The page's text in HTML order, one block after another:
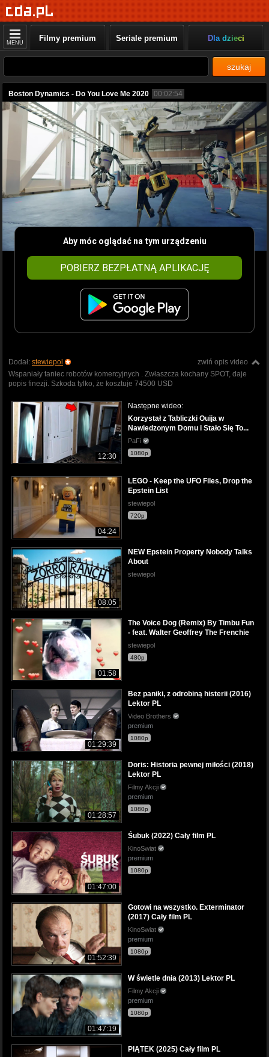
MENU Filmy premium Seriale premium Dla dzieci
szukaj
Boston Dynamics - Do You Love Me 2020 00:02:54
Aby móc oglądać na tym urządzeniu
POBIERZ BEZPŁATNĄ APLIKACJĘ
zwiń opis video
Dodał: stewiepol
Wspaniały taniec robotów komercyjnych . Zwłaszcza kochany SPOT, daje
popis finezji. Szkoda tylko, że kosztuje 74500 USD
12:30
Następne wideo:
Korzystał z Tabliczki Ouija w
Nawiedzonym Domu i Stało Się To...
PaFi
1080p
04:24
LEGO - Keep the UFO Files, Drop the
Epstein List
stewiepol
720p
08:05
NEW Epstein Property Nobody Talks
About
stewiepol
01:58
The Voice Dog (Remix) By Timbu Fun
- feat. Walter Geoffrey The Frenchie
stewiepol
480p
01:29:39
Bez paniki, z odrobiną histerii (2016)
Lektor PL
Video Brothers
premium
1080p
01:28:57
Doris: Historia pewnej miłości (2018)
Lektor PL
Filmy Akcji
premium
1080p
01:47:00
Śubuk (2022) Cały film PL
KinoSwiat
premium
1080p
01:52:39
Gotowi na wszystko. Exterminator
(2017) Cały film PL
KinoSwiat
premium
1080p
01:47:19
W świetle dnia (2013) Lektor PL
Filmy Akcji
premium
1080p
PIĄTEK (2025) Cały film PL